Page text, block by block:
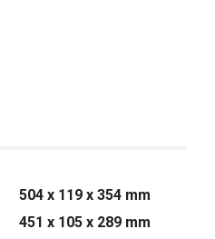
504 x 119 x 354 mm
451 x 105 x 289 mm